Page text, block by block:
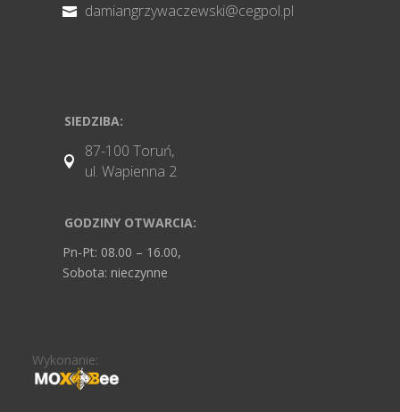
 damiangrzywaczewski@cegpol.pl
SIEDZIBA:

87-100 Toruń,
ul. Wapienna 2
GODZINY OTWARCIA:
Pn-Pt: 08.00 – 16.00,
Sobota: nieczynne
Wykonanie: